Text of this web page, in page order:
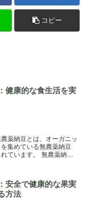
コピー
健康的な食生活を実
薬納豆とは、オーガニッ
集めている無農薬納豆
ています。 無農薬納豆
安全で健康的な果実
方法